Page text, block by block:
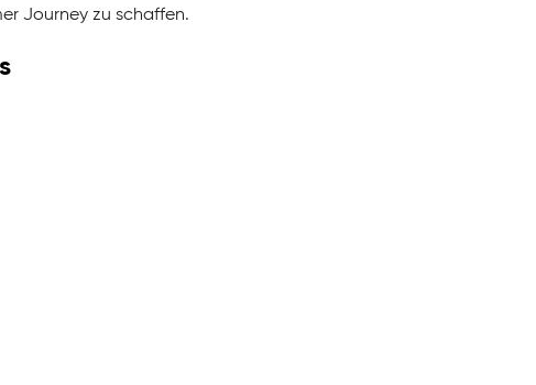
Journey zu schaffen.